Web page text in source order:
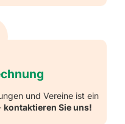
und Vereine ist ein
kontaktieren Sie uns!